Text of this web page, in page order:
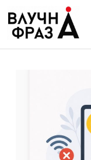
содержимому
Лайфстайл
ТехноНаука